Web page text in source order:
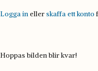
Logga in eller skaffa ett konto
Hoppas bilden blir kvar!